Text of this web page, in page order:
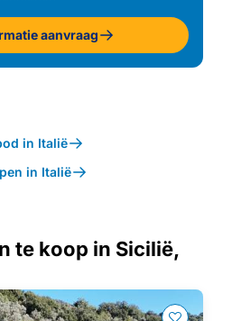
aanvraag
in Italië
in Italië
te koop in Sicilië,